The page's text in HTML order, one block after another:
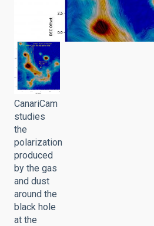
CanariCam
studies
the
polarization
produced
by the gas
and dust
around the
black hole
at the